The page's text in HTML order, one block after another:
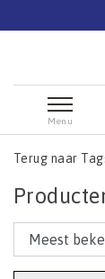
Menu
Terug naar